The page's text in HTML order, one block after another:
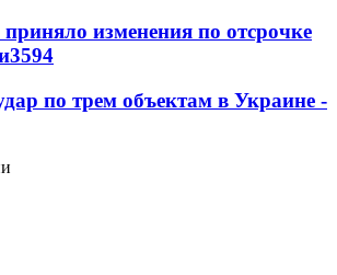
изменения по отсрочке
3594
по трем объектам в Украине -